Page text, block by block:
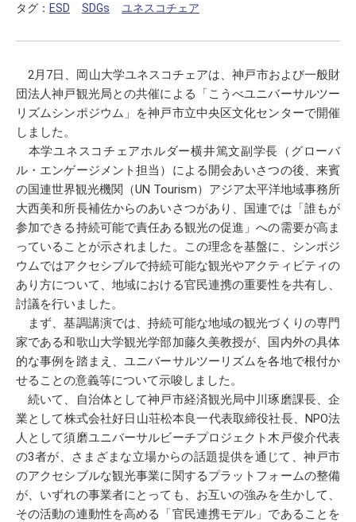
タグ： ESD SDGs ユネスコチェア
2月7日、岡山大学ユネスコチェアは、神戸市および一般財
団法人神戸観光局との共催による「こうべユニバーサルツー
リズムシンポジウム」を神戸市立中央区文化センターで開催
しました。
本学ユネスコチェアホルダー横井篤文副学長（グローバ
ル・エンゲージメント担当）による開会あいさつの後、来賓
の国連世界観光機関（UN Tourism）アジア太平洋地域事務所
大西美和所長補佐からのあいさつがあり、国連では「誰もが
参加できる持続可能で責任ある観光の促進」への需要が高ま
っていることが示されました。この理念を基盤に、シンポジ
ウムではアクセシブルで持続可能な観光やアクティビティの
あり方について、地域における官民連携の重要性を共有し、
討議を行いました。
まず、基調講演では、持続可能な地域の観光づくりの専門
家である和歌山大学観光学部加藤久美教授が、国内外の具体
的な事例を踏まえ、ユニバーサルツーリズムを各地で根付か
せることの意義等について示唆しました。
続いて、自治体として神戸市経済観光局中川琢磨課長、企
業として株式会社好日山荘松本良一代表取締役社長、NPO法
人として須磨ユニバーサルビーチプロジェクト木戸俊介代表
の3者が、さまざまな立場からの話題提供を通じて、神戸市
のアクセシブルな観光事業に関するプラットフォームの整備
が、いずれの事業者にとっても、お互いの強みを生かして、
その活動の連動性を高める「官民連携モデル」であることを